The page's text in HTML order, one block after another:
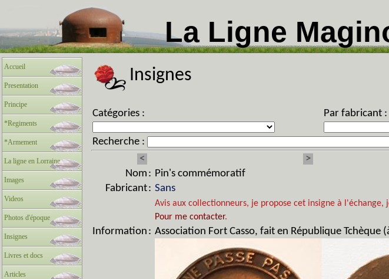
La Ligne
Accueil
Presentation
Principe
*Regiments
*Armement
La ligne en Lorraine
Images
Videos
Photos d'époque
Insignes
Livres et docs
Articles
Insignes
Catégories : Par fabricant :
Recherche :
<
>
Nom : Pin's commémoratif
Fabricant: Sans
Avis aux collectionneurs, je propose cet insigne à
Pour me contacter.
Information : Association Fort Casso, fait en République Tchèque